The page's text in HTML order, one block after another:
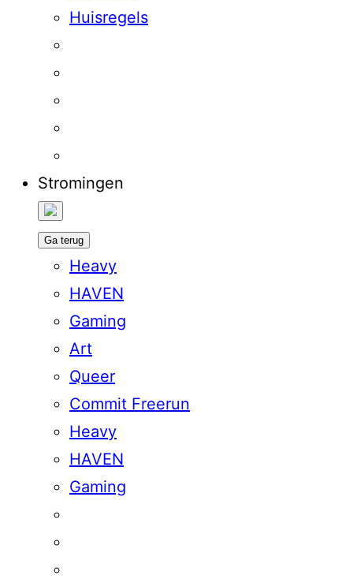
Huisregels
Stromingen
Ga terug
Heavy
HAVEN
Gaming
Art
Queer
Commit Freerun
Heavy
HAVEN
Gaming